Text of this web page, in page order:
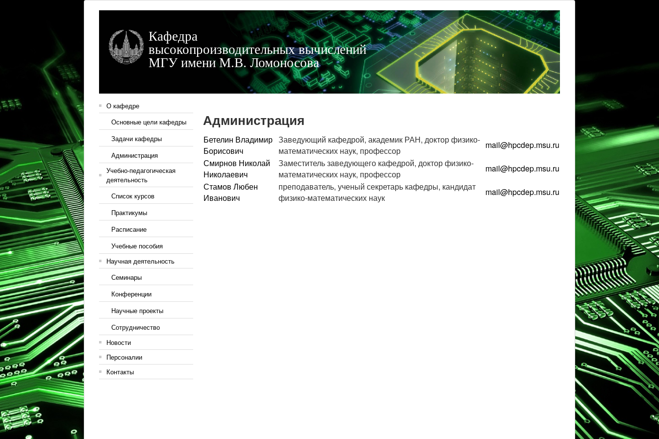
Кафедра
высокопроизводительных вычислений
МГУ имени М.В. Ломоносова
О кафедре
Основные цели кафедры
Задачи кафедры
Администрация
Учебно-педагогическая
деятельность
Список курсов
Практикумы
Расписание
Учебные пособия
Научная деятельность
Семинары
Конференции
Научные проекты
Сотрудничество
Новости
Персоналии
Контакты
Администрация
Бетелин Владимир
Борисович
Заведующий кафедрой, академик РАН, доктор физико-
математических наук, профессор
mail@hpcdep.msu.ru
Смирнов Николай
Николаевич
Заместитель заведующего кафедрой, доктор физико-
математических наук, профессор
mail@hpcdep.msu.ru
Стамов Любен
Иванович
преподаватель, ученый секретарь кафедры, кандидат
физико-математических наук
mail@hpcdep.msu.ru